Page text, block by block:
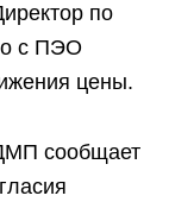
по
с ПЭО
цены.
сообщает